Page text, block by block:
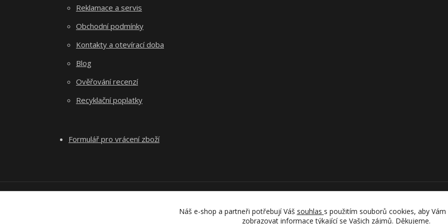
Reklamace a servis
Obchodní podmínky
Kontakty a otevírací doba
Blog
Ověřování recenzí
Recyklační poplatky
Formulář pro vrácení zboží
Náš e-shop a partneři potřebují Váš souhlas s použitím souborů cookies, aby
zobrazovat informace týkající se Vašich zájmů. Děkujeme.